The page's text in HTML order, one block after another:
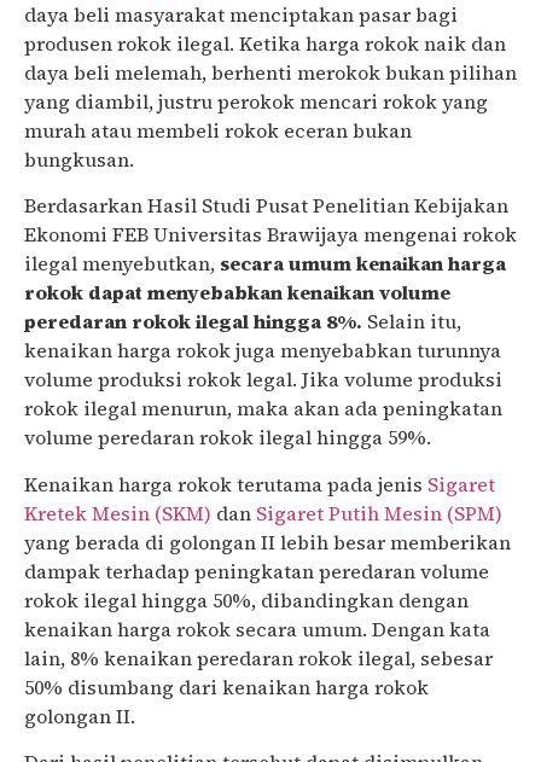
daya beli masyarakat menciptakan pasar bagi
produsen rokok ilegal. Ketika harga rokok naik dan
daya beli melemah, berhenti merokok bukan pilihan
yang diambil, justru perokok mencari rokok yang
murah atau membeli rokok eceran bukan
bungkusan.
Berdasarkan Hasil Studi Pusat Penelitian Kebijakan
Ekonomi FEB Universitas Brawijaya mengenai rokok
ilegal menyebutkan, secara umum kenaikan harga
rokok dapat menyebabkan kenaikan volume
peredaran rokok ilegal hingga 8%. Selain itu,
kenaikan harga rokok juga menyebabkan turunnya
volume produksi rokok legal. Jika volume produksi
rokok ilegal menurun, maka akan ada peningkatan
volume peredaran rokok ilegal hingga 59%.
Kenaikan harga rokok terutama pada jenis Sigaret
Kretek Mesin (SKM) dan Sigaret Putih Mesin (SPM)
yang berada di golongan II lebih besar memberikan
dampak terhadap peningkatan peredaran volume
rokok ilegal hingga 50%, dibandingkan dengan
kenaikan harga rokok secara umum. Dengan kata
lain, 8% kenaikan peredaran rokok ilegal, sebesar
50% disumbang dari kenaikan harga rokok
golongan II.